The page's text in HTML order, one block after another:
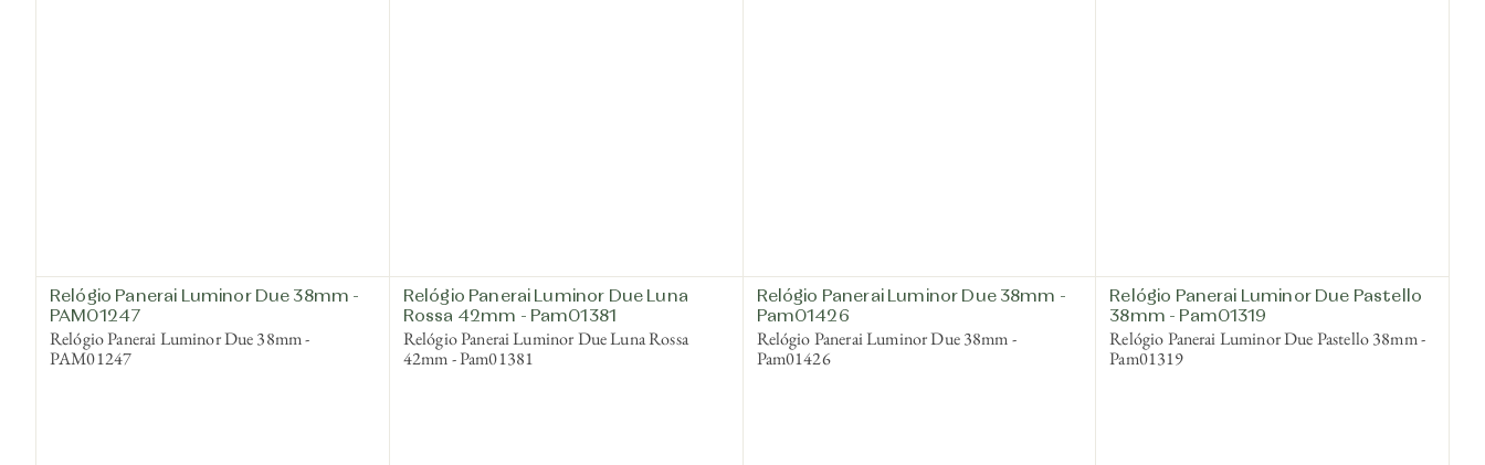
Relógio Panerai Luminor Due 38mm -
PAM01247
Relógio Panerai Luminor Due 38mm -
PAM01247
Relógio Panerai Luminor Due Luna
Rossa 42mm - Pam01381
Relógio Panerai Luminor Due Luna Rossa
42mm - Pam01381
Relógio Panerai Luminor Due 38mm -
Pam01426
Relógio Panerai Luminor Due 38mm -
Pam01426
Relógio Panerai Luminor Due Pastello
38mm - Pam01319
Relógio Panerai Luminor Due Pastello 38mm -
Pam01319